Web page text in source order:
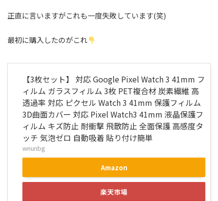
正直に言いますがこれも一度失敗しています(笑)
最初に購入したのがこれ
【3枚セット】 対応 Google Pixel Watch 3 41mm フ
ィルム ガラスフィルム 3枚 PET複合材 炭素繊維 高
透過率 対応 ピクセル Watch 3 41mm 保護フィルム
3D曲面カバー 対応 Pixel Watch3 41mm 液晶保護フ
ィルム キズ防止 耐衝撃 飛散防止 全面保護 高感度タ
ッチ 気泡ゼロ 自動吸着 貼り付け簡単
wnunbg
Amazon
楽天市場